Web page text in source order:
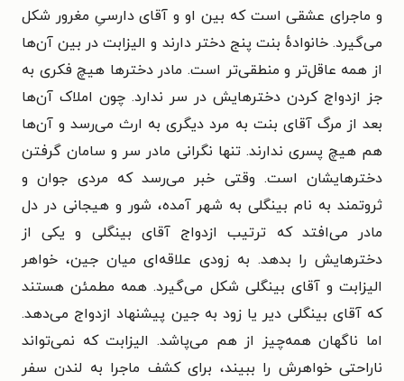
و ماجرای عشقی است که بین او و آقای دارسیِ مغرور شکل
می‌گیرد. خانواده‌ٔ بنت پنج دختر دارند و الیزابت در بین آن‌ها
از همه عاقل‌تر و منطقی‌تر است. مادر دخترها هیچ فکری به
جز ازدواج کردن دخترهایش در سر ندارد. چون املاک آن‌ها
بعد از مرگ آقای بنت به مرد دیگری به ارث می‌رسد و آن‌ها
هم هیچ پسری ندارند. تنها نگرانی مادر سر و سامان گرفتن
دخترهایشان است. وقتی خبر می‌رسد که مردی جوان و
ثروتمند به نام بینگلی به شهر آمده، شور و هیجانی در دل
مادر می‌افتد که ترتیب ازدواج آقای بینگلی و یکی از
دخترهایش را بدهد. به زودی علاقه‌ای میان جین، خواهر
الیزابت و آقای بینگلی شکل می‌گیرد. همه مطمئن هستند
که آقای بینگلی دیر یا زود به جین پیشنهاد ازدواج می‌دهد.
اما ناگهان همه‌چیز از هم می‌پاشد. الیزابت که نمی‌تواند
ناراحتی خواهرش را ببیند، برای کشف ماجرا به لندن سفر